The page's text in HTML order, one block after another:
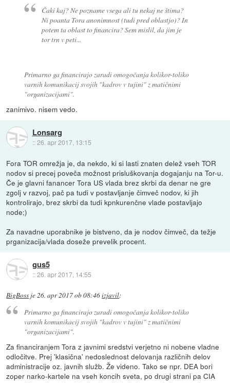
Čaki kaj? Ne pozname vsega ali tu nekaj ne štima?
Ni poanta Tora anonimnost (tudi pred oblastjo)? In
potem ta oblast to financira? Sem mislil, da jim je
tor trn v peti...
Primarno ga financirajo zaradi omogočanja kolikor-toliko
varnih komunikacij svojih "kadrov v tujini" z matičnimi
"organizacijami".
zanimivo. nisem vedo.
Lonsarg
::26. apr 2017, 13:15
Fora TOR omrežja je, da nekdo, ki si lasti znaten delež vseh TOR
nodov si precej poveča možnost prisluškovanja dogajanju na Tor-u.
Če je glavni fanancer Tora US vlada brez skrbi da denar ne gre
zgolj v razvoj, pač pa tudi v postavljanje čimveč nodov, ki jih
kontrolirajo, brez skrbi da tudi kpnkurenčne vlade postavljajo
node;)
Za navadne uporabnike je bistveno, da je nodov čimveč, da težje
prganizacija/vlada doseže prevelik procent.
gus5
::26. apr 2017, 14:55
BigBoss je26. apr 2017 ob 08:46izjavil:
Primarno ga financirajo zaradi omogočanja kolikor-toliko
varnih komunikacij svojih "kadrov v tujini" z matičnimi
"organizacijami".
Za financiranjem Tora z javnimi sredstvi verjetno ni nobene vladne
odločitve. Prej 'klasična' nedoslednost delovanja različnih delov
administracije oz. javnih služb. Že videno. Tako se npr. DEA bori
zoper narko-kartele na vseh koncih sveta, po drugi strani pa CIA